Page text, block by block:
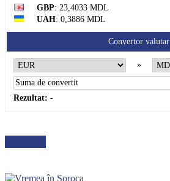
GBP: 23,4033 MDL
UAH: 0,3886 MDL
Convertor valutar
»
Rezultat: -